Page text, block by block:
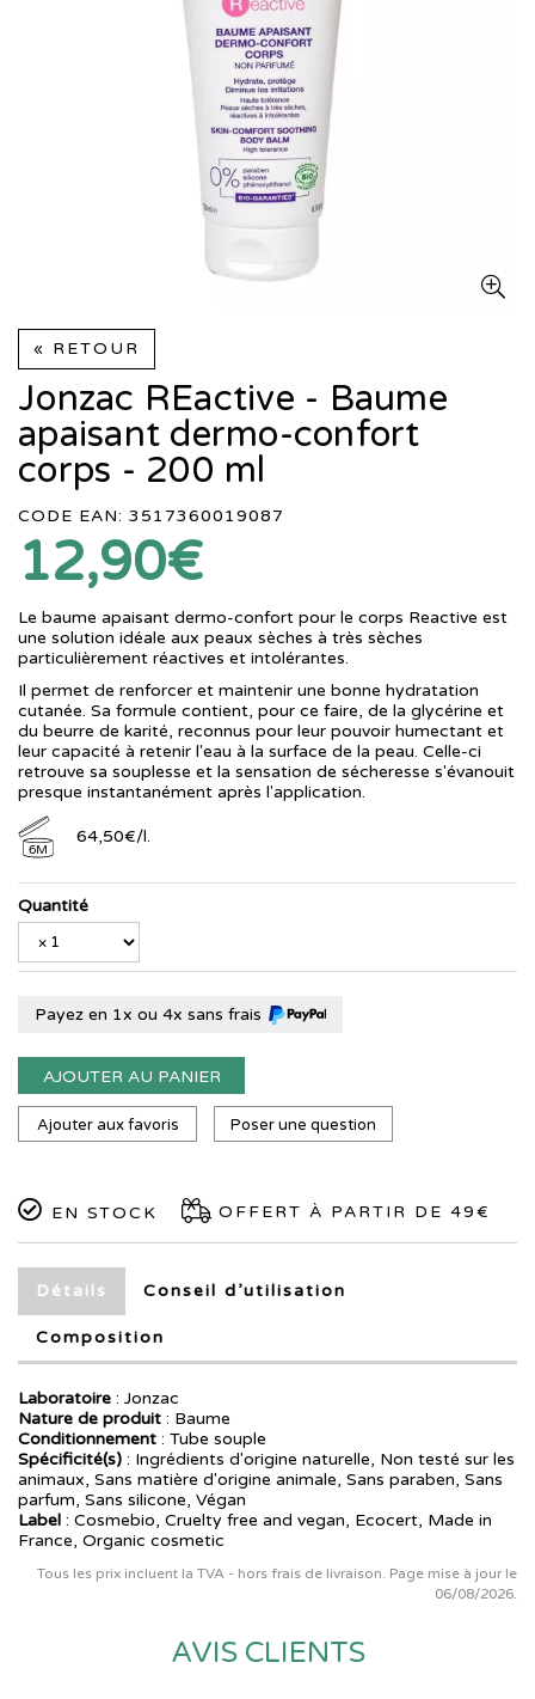
« RETOUR
Jonzac REactive - Baume
apaisant dermo-confort
corps - 200 ml
CODE EAN: 3517360019087
12,90€
Le baume apaisant dermo-confort pour le corps Reactive est
une solution idéale aux peaux sèches à très sèches
particulièrement réactives et intolérantes.
Il permet de renforcer et maintenir une bonne hydratation
cutanée. Sa formule contient, pour ce faire, de la glycérine et
du beurre de karité, reconnus pour leur pouvoir humectant et
leur capacité à retenir l'eau à la surface de la peau. Celle-ci
retrouve sa souplesse et la sensation de sécheresse s'évanouit
presque instantanément après l'application.
6M
64,50€/l.
Quantité
Payez en 1x ou 4x sans frais
AJOUTER AU PANIER
Ajouter aux favoris Poser une question
EN STOCK OFFERT À PARTIR DE 49€
Détails Conseil d’utilisation
Composition
Laboratoire : Jonzac
Nature de produit : Baume
Conditionnement : Tube souple
Spécificité(s) : Ingrédients d'origine naturelle, Non testé sur les
animaux, Sans matière d'origine animale, Sans paraben, Sans
parfum, Sans silicone, Végan
Label : Cosmebio, Cruelty free and vegan, Ecocert, Made in
France, Organic cosmetic
Tous les prix incluent la TVA - hors frais de livraison. Page mise à jour le
06/08/2026.
AVIS CLIENTS